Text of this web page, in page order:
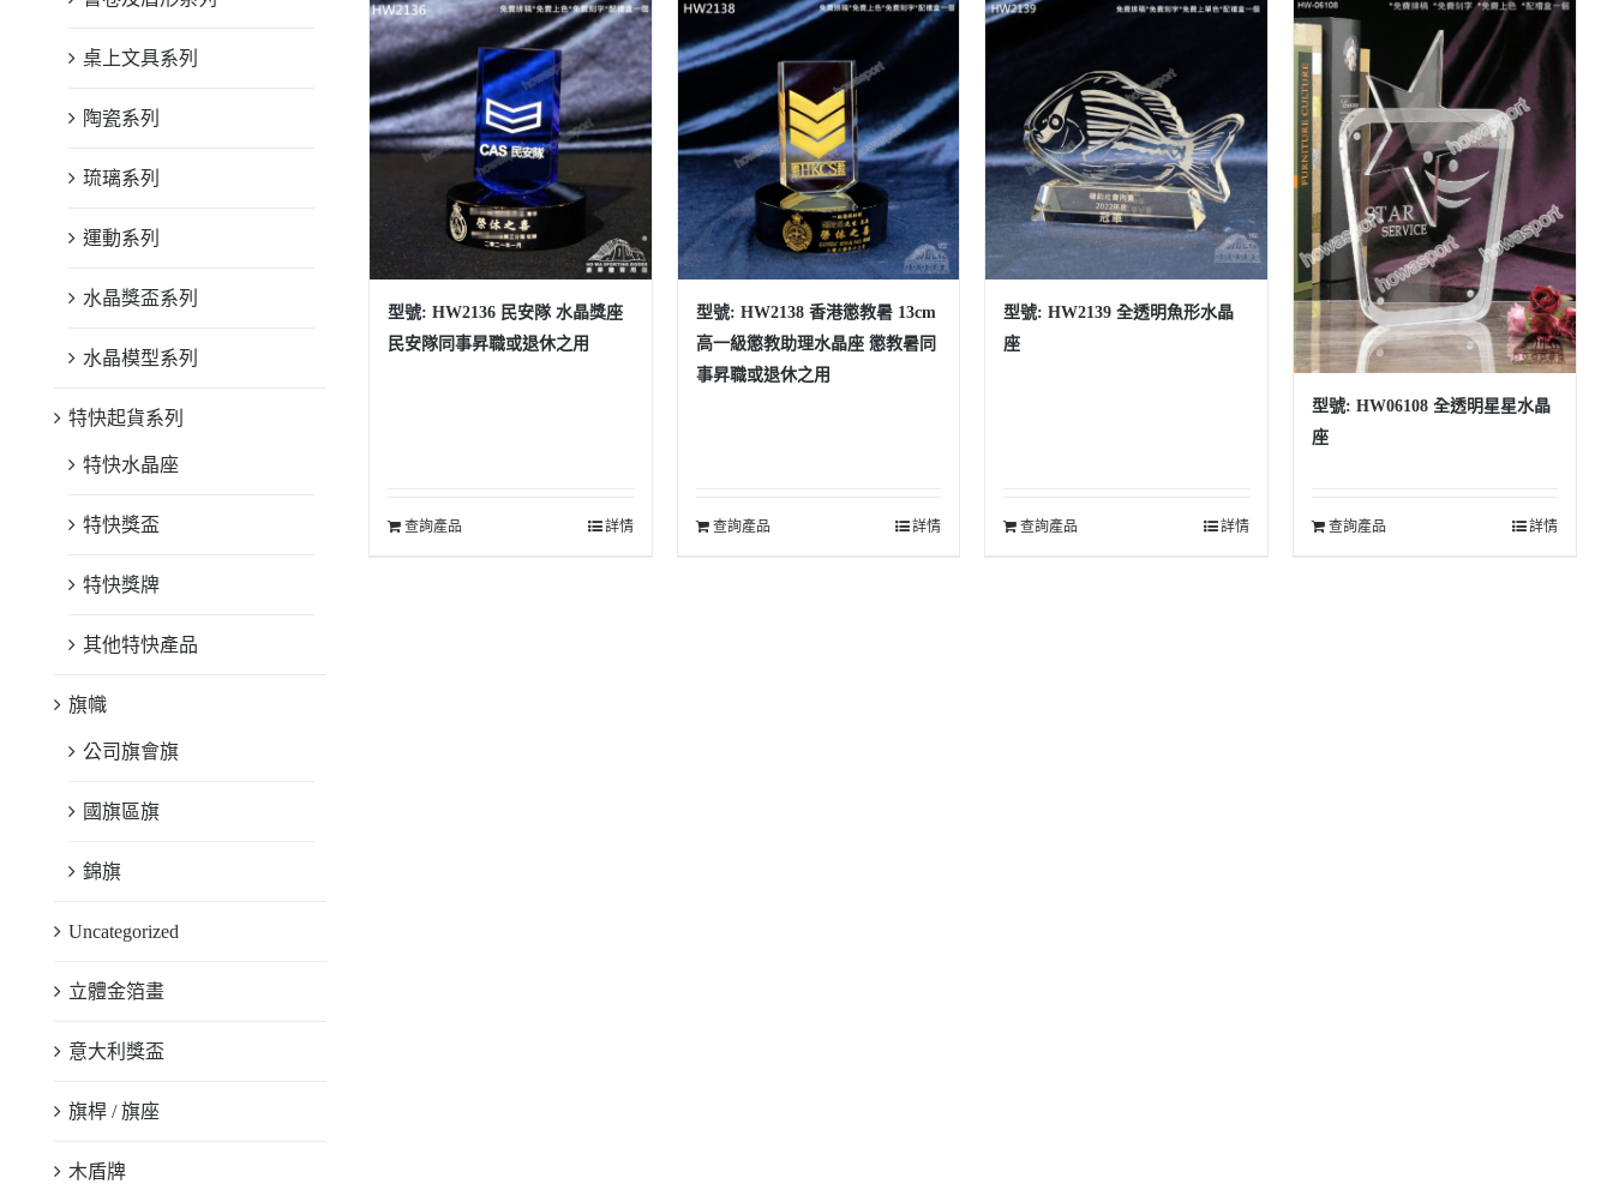
型號: HW2136 民安隊 水晶獎座
民安隊同事昇職或退休之用
查詢產品 詳情
型號: HW2138 香港懲教暑 13cm
高一級懲教助理水晶座 懲教暑同
事昇職或退休之用
查詢產品 詳情
型號: HW2139 全透明魚形水晶
座
查詢產品 詳情
型號: HW06108 全透明星星水晶
座
查詢產品 詳情
桌上文具系列
陶瓷系列
琉璃系列
運動系列
水晶獎盃系列
水晶模型系列
特快起貨系列
特快水晶座
特快獎盃
特快獎牌
其他特快產品
旗幟
公司旗會旗
國旗區旗
錦旗
Uncategorized
立體金箔畫
意大利獎盃
旗桿 / 旗座
木盾牌